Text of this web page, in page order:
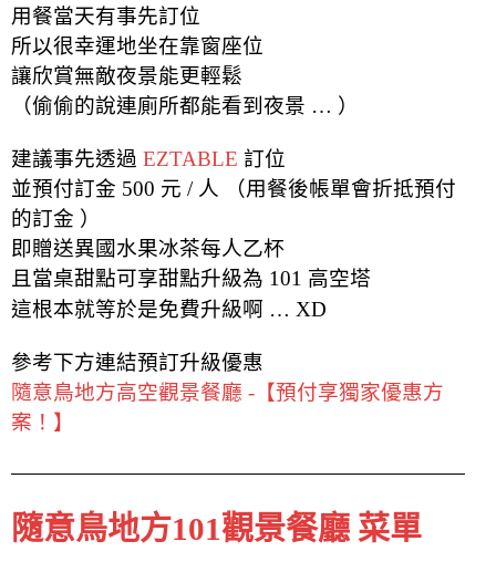
用餐當天有事先訂位
所以很幸運地坐在靠窗座位
讓欣賞無敵夜景能更輕鬆
（偷偷的說連廁所都能看到夜景 … ）
建議事先透過 EZTABLE 訂位
並預付訂金 500 元 / 人 （用餐後帳單會折抵預付
的訂金 ）
即贈送異國水果冰茶每人乙杯
且當桌甜點可享甜點升級為 101 高空塔
這根本就等於是免費升級啊 … XD
參考下方連結預訂升級優惠
隨意鳥地方高空觀景餐廳 -【預付享獨家優惠方
案！】
隨意鳥地方101觀景餐廳 菜單